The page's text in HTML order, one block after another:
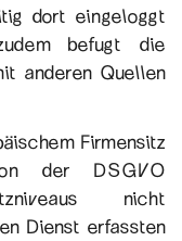
dort eingeloggt
befugt die
anderen Quellen
Firmensitz
der DSGVO
nicht
Dienst erfassten